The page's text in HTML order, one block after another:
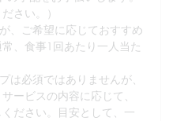
さい。）
、ご希望に応じておすすめ
、食事1回あたり一人当た
は必須ではありませんが、
ービスの内容に応じて、
ださい。目安として、一